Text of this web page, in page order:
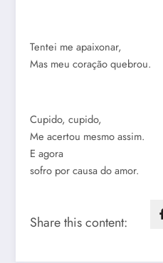
Tentei me apaixonar,
Mas meu coração quebrou.
Cupido, cupido,
Me acertou mesmo assim.
E agora
sofro por causa do amor.
Share this content: